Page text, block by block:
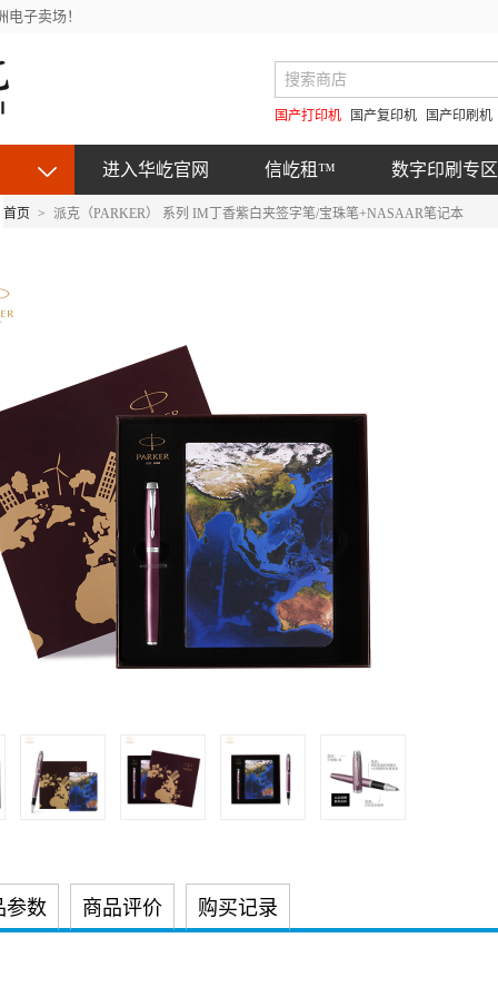
子卖场！
国产打印机 国产复印机 国产印刷机
进入华屹官网 信屹租™ 数字印刷专区
京东自营产品
首页 > 派克（PARKER） 系列 IM丁香紫白夹签字笔/宝珠笔+NASAAR笔记本
参数 商品评价 购买记录